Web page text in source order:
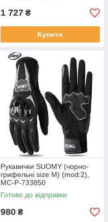
1 727 ₴
Купити
Рукавички SUOMY (чорно-
грифельні size M) (mod:2),
MC-P-733850
Готово до відправки
980 ₴